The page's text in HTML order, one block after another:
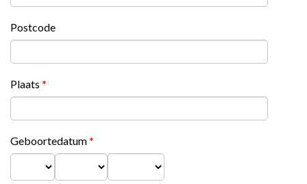
Postcode
Plaats *
Geboortedatum *